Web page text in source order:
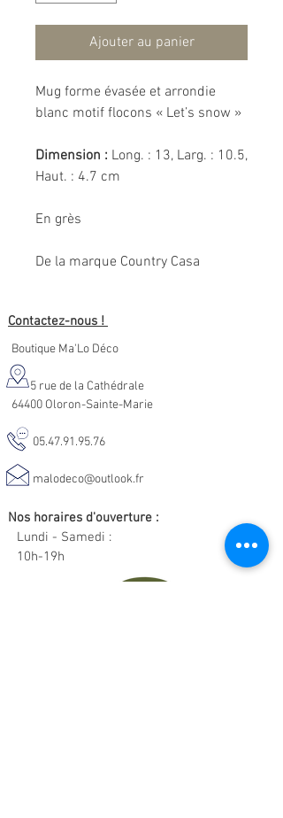
Ajouter au panier
Mug forme évasée et arrondie
blanc motif flocons « Let’s snow »
Dimension : Long. : 13, Larg. : 10.5,
Haut. : 4.7 cm
En grès
De la marque Country Casa
Contactez-nous !
Boutique Ma'Lo Déco
5 rue de la Cathédrale
64400 Oloron-Sainte-Marie
05.47.91.95.76
malodeco@outlook.fr
Nos horaires d'ouverture :
Lundi - Samedi :
10h-19h